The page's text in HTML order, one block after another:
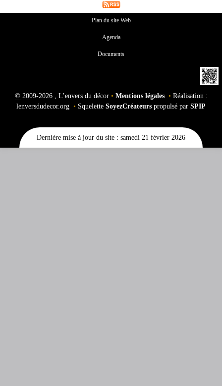
Plan du site Web
Agenda
Documents
©2009-2026 , L’envers du décor • Mentions légales • Réalisation :
lenversdudecor.org • Squelette SoyezCréateurs propulsé par SPIP
Dernière mise à jour du site : samedi 21 février 2026